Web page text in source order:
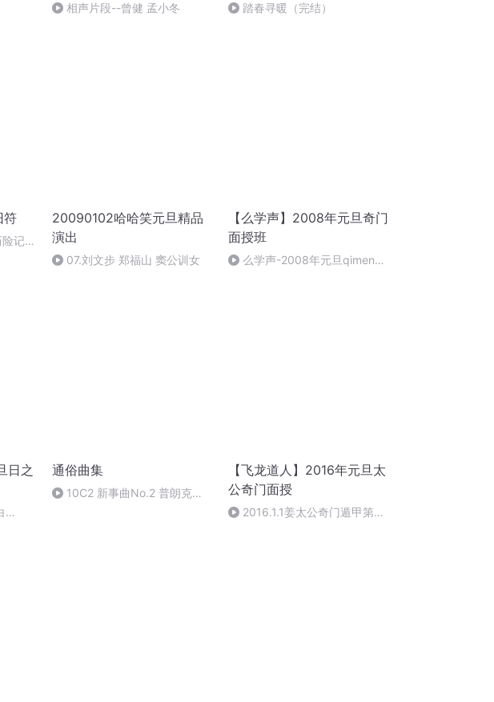
相声片段--曾健 孟小冬 踏春寻暖（完结）
符
险记
20090102哈哈笑元旦精品
演出
07.刘文步 郑福山 窦公训女
【么学声】2008年元旦奇门
面授班
么学声-2008年元旦qimen面
日之
通俗曲集
10C2 新事曲No.2 普朗克曲
【飞龙道人】2016年元旦太
公奇门面授
2016.1.1姜太公奇门遁甲第一